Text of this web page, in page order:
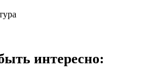
интересно: